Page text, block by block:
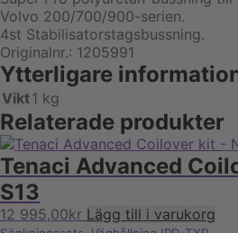
Volvo 200/700/900-serien.
4st Stabilisatorstagsbussning.
Originalnr.: 1205991
Ytterligare
Vikt1 kg
Relaterade produkter
Tenaci Advanced
S13
12 995,00kr Lägg till i varukorg